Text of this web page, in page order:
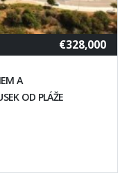
€328,000
A
OD PLÁŽE